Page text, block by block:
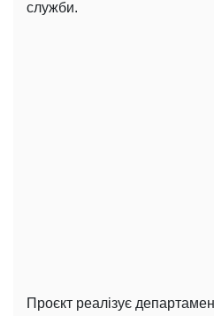
служби.
Проєкт реалізує